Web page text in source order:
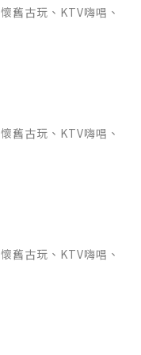
舊古玩、KTV嗨唱、
舊古玩、KTV嗨唱、
舊古玩、KTV嗨唱、